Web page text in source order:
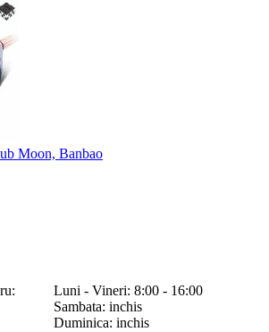
Moon, Banbao
Luni - Vineri: 8:00 - 16:00
Sambata: inchis
Duminica: inchis